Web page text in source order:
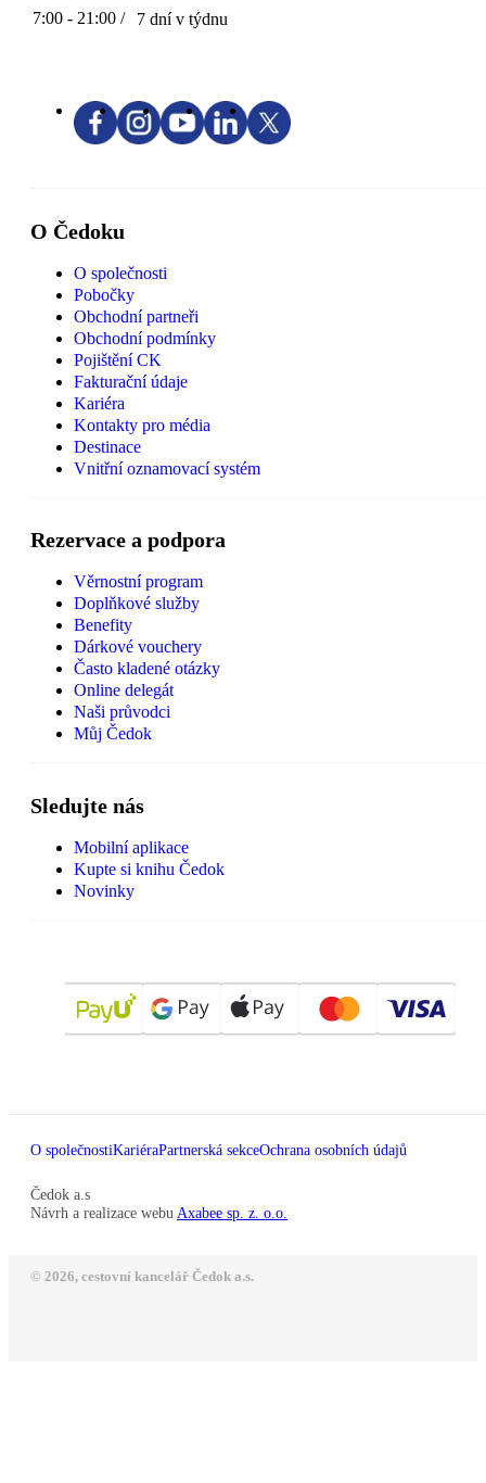
7:00 - 21:00 / 7 dní v týdnu
O Čedoku
O společnosti
Pobočky
Obchodní partneři
Obchodní podmínky
Pojištění CK
Fakturační údaje
Kariéra
Kontakty pro média
Destinace
Vnitřní oznamovací systém
Rezervace a podpora
Věrnostní program
Doplňkové služby
Benefity
Dárkové vouchery
Často kladené otázky
Online delegát
Naši průvodci
Můj Čedok
Sledujte nás
Mobilní aplikace
Kupte si knihu Čedok
Novinky
O společnostiKariéraPartnerská sekceOchrana osobních údajů
Čedok a.s
Návrh a realizace webu Axabee sp. z. o.o.
© 2026, cestovní kancelář Čedok a.s.